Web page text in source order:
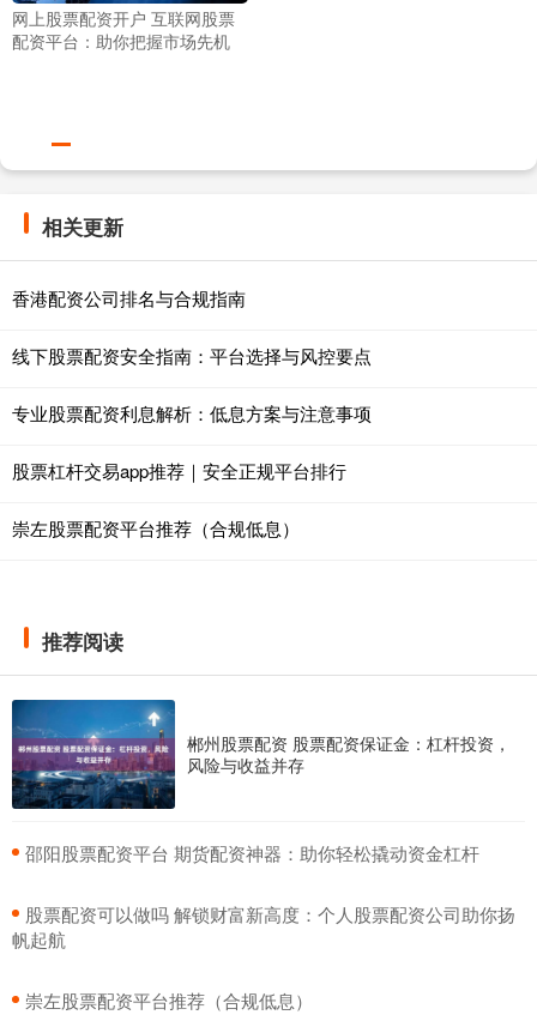
网上股票配资开户 互联网股票
配资平台：助你把握市场先机
相关更新
香港配资公司排名与合规指南
线下股票配资安全指南：平台选择与风控要点
专业股票配资利息解析：低息方案与注意事项
股票杠杆交易app推荐｜安全正规平台排行
崇左股票配资平台推荐（合规低息）
推荐阅读
郴州股票配资 股票配资保证金：杠杆投资，
风险与收益并存
​邵阳股票配资平台 期货配资神器：助你轻松撬动资金杠杆
​股票配资可以做吗 解锁财富新高度：个人股票配资公司助你扬
帆起航
​崇左股票配资平台推荐（合规低息）